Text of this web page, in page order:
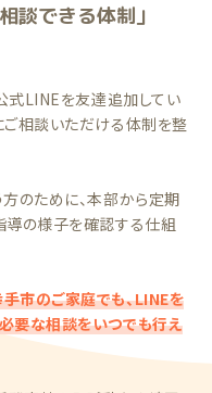
談できる体制」
式LINEを友達追加してい
ご相談いただける体制を整
のために、本部から定期
導の様子を確認する仕組
市のご家庭でも、LINEを
要な相談をいつでも行え